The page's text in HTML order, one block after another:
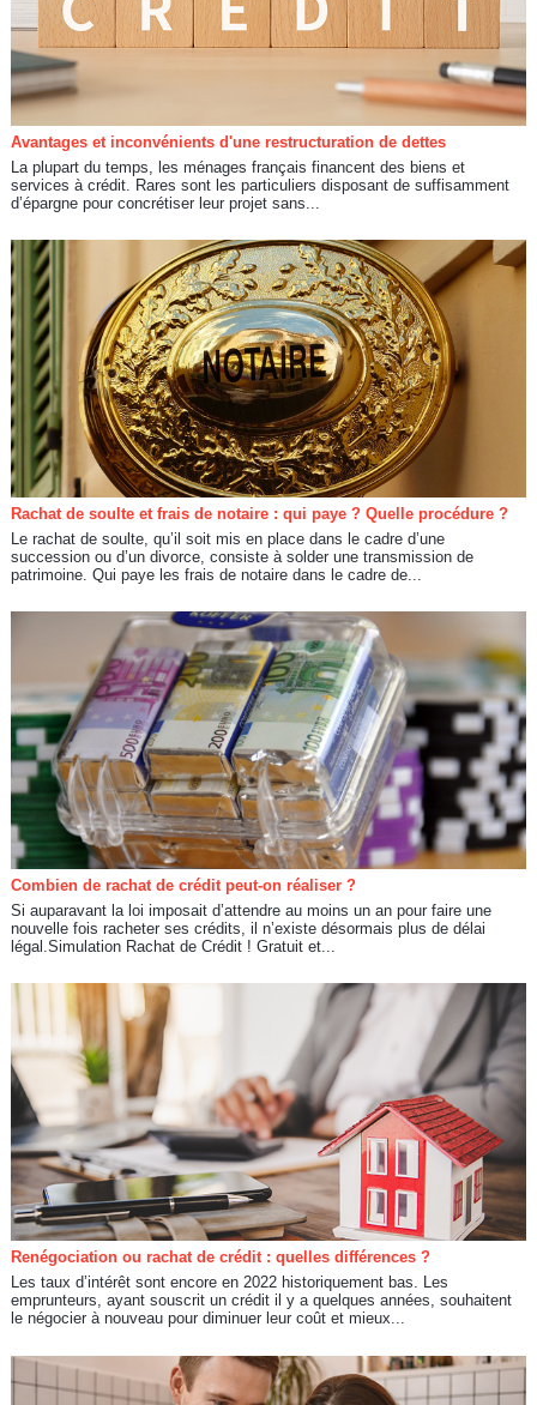
Avantages et inconvénients d'une restructuration de dettes
La plupart du temps, les ménages français financent des biens et
services à crédit. Rares sont les particuliers disposant de suffisamment
d’épargne pour concrétiser leur projet sans...
Rachat de soulte et frais de notaire : qui paye ? Quelle procédure ?
Le rachat de soulte, qu’il soit mis en place dans le cadre d’une
succession ou d’un divorce, consiste à solder une transmission de
patrimoine. Qui paye les frais de notaire dans le cadre de...
Combien de rachat de crédit peut-on réaliser ?
Si auparavant la loi imposait d’attendre au moins un an pour faire une
nouvelle fois racheter ses crédits, il n’existe désormais plus de délai
légal.Simulation Rachat de Crédit ! Gratuit et...
Renégociation ou rachat de crédit : quelles différences ?
Les taux d’intérêt sont encore en 2022 historiquement bas. Les
emprunteurs, ayant souscrit un crédit il y a quelques années, souhaitent
le négocier à nouveau pour diminuer leur coût et mieux...